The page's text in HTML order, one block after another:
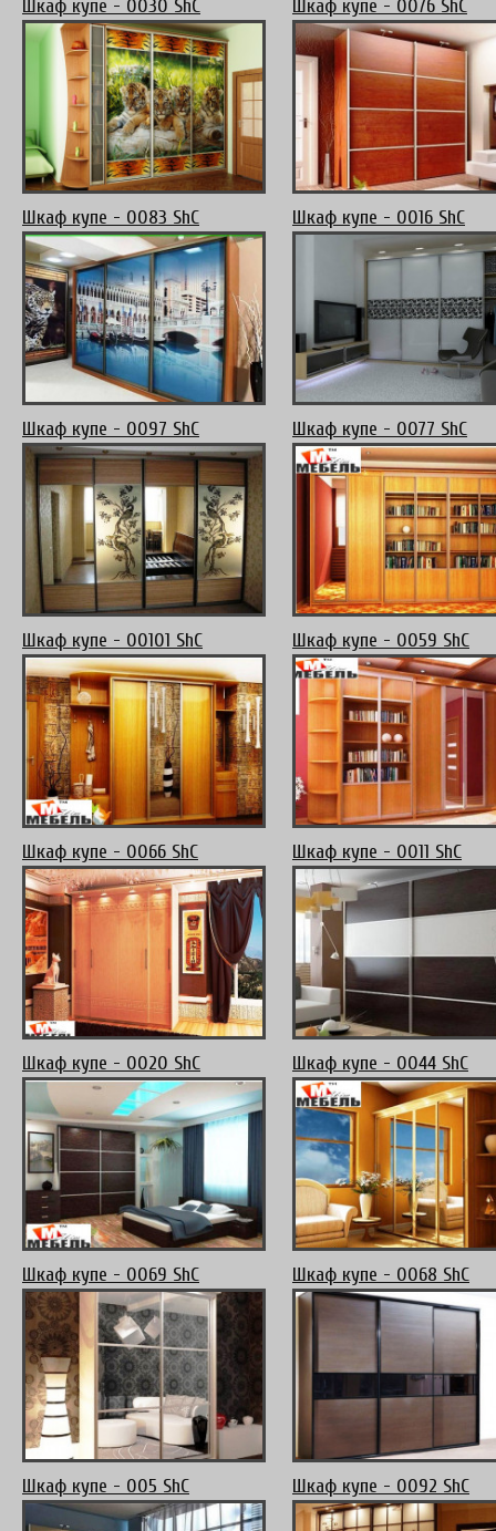
Шкаф купе - 0030 ShC Шкаф купе - 0076 ShC
Шкаф купе - 0083 ShC Шкаф купе - 0016 ShC
Шкаф купе - 0097 ShC Шкаф купе - 0077 ShC
Шкаф купе - 00101 ShC Шкаф купе - 0059 ShC
Шкаф купе - 0066 ShC Шкаф купе - 0011 ShC
Шкаф купе - 0020 ShC Шкаф купе - 0044 ShC
Шкаф купе - 0069 ShC Шкаф купе - 0068 ShC
Шкаф купе - 005 ShC Шкаф купе - 0092 ShC